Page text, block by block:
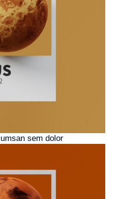
sem dolor